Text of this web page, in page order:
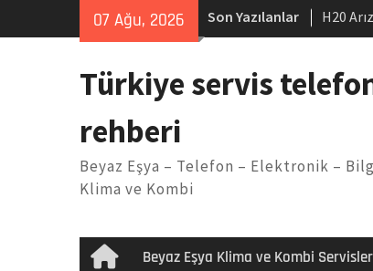
07 Ağu, 2026 Son Yazılanlar
H20
Arçelik
Ferroli
Türkiye servis
rehberi
Beyaz Eşya – Telefon – Elektronik –
Klima ve Kombi
HomeBeyaz Eşya Klima ve Kombi